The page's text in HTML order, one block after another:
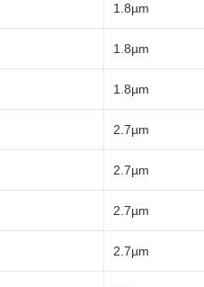
1.8µm
1.8µm
1.8µm
2.7µm
2.7µm
2.7µm
2.7µm